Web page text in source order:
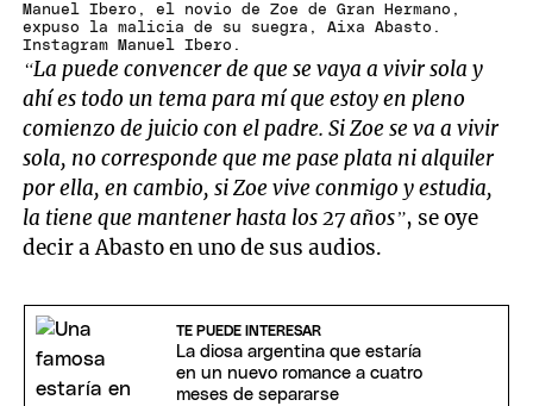
Manuel Ibero, el novio de Zoe de Gran Hermano,
expuso la malicia de su suegra, Aixa Abasto.
Instagram Manuel Ibero.
“La puede convencer de que se vaya a vivir sola y
ahí es todo un tema para mí que estoy en pleno
comienzo de juicio con el padre. Si Zoe se va a vivir
sola, no corresponde que me pase plata ni alquiler
por ella, en cambio, si Zoe vive conmigo y estudia,
la tiene que mantener hasta los 27 años”, se oye
decir a Abasto en uno de sus audios.
TE PUEDE INTERESAR
La diosa argentina que estaría
en un nuevo romance a cuatro
meses de separarse